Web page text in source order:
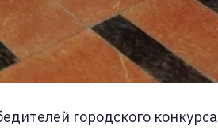
городского конкурса